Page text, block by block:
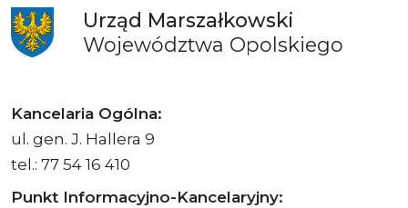
Urząd Marszałkowski
Województwa Opolskiego
Kancelaria Ogólna:
ul. gen. J. Hallera 9
tel.: 77 54 16 410
Punkt Informacyjno-Kancelaryjny: